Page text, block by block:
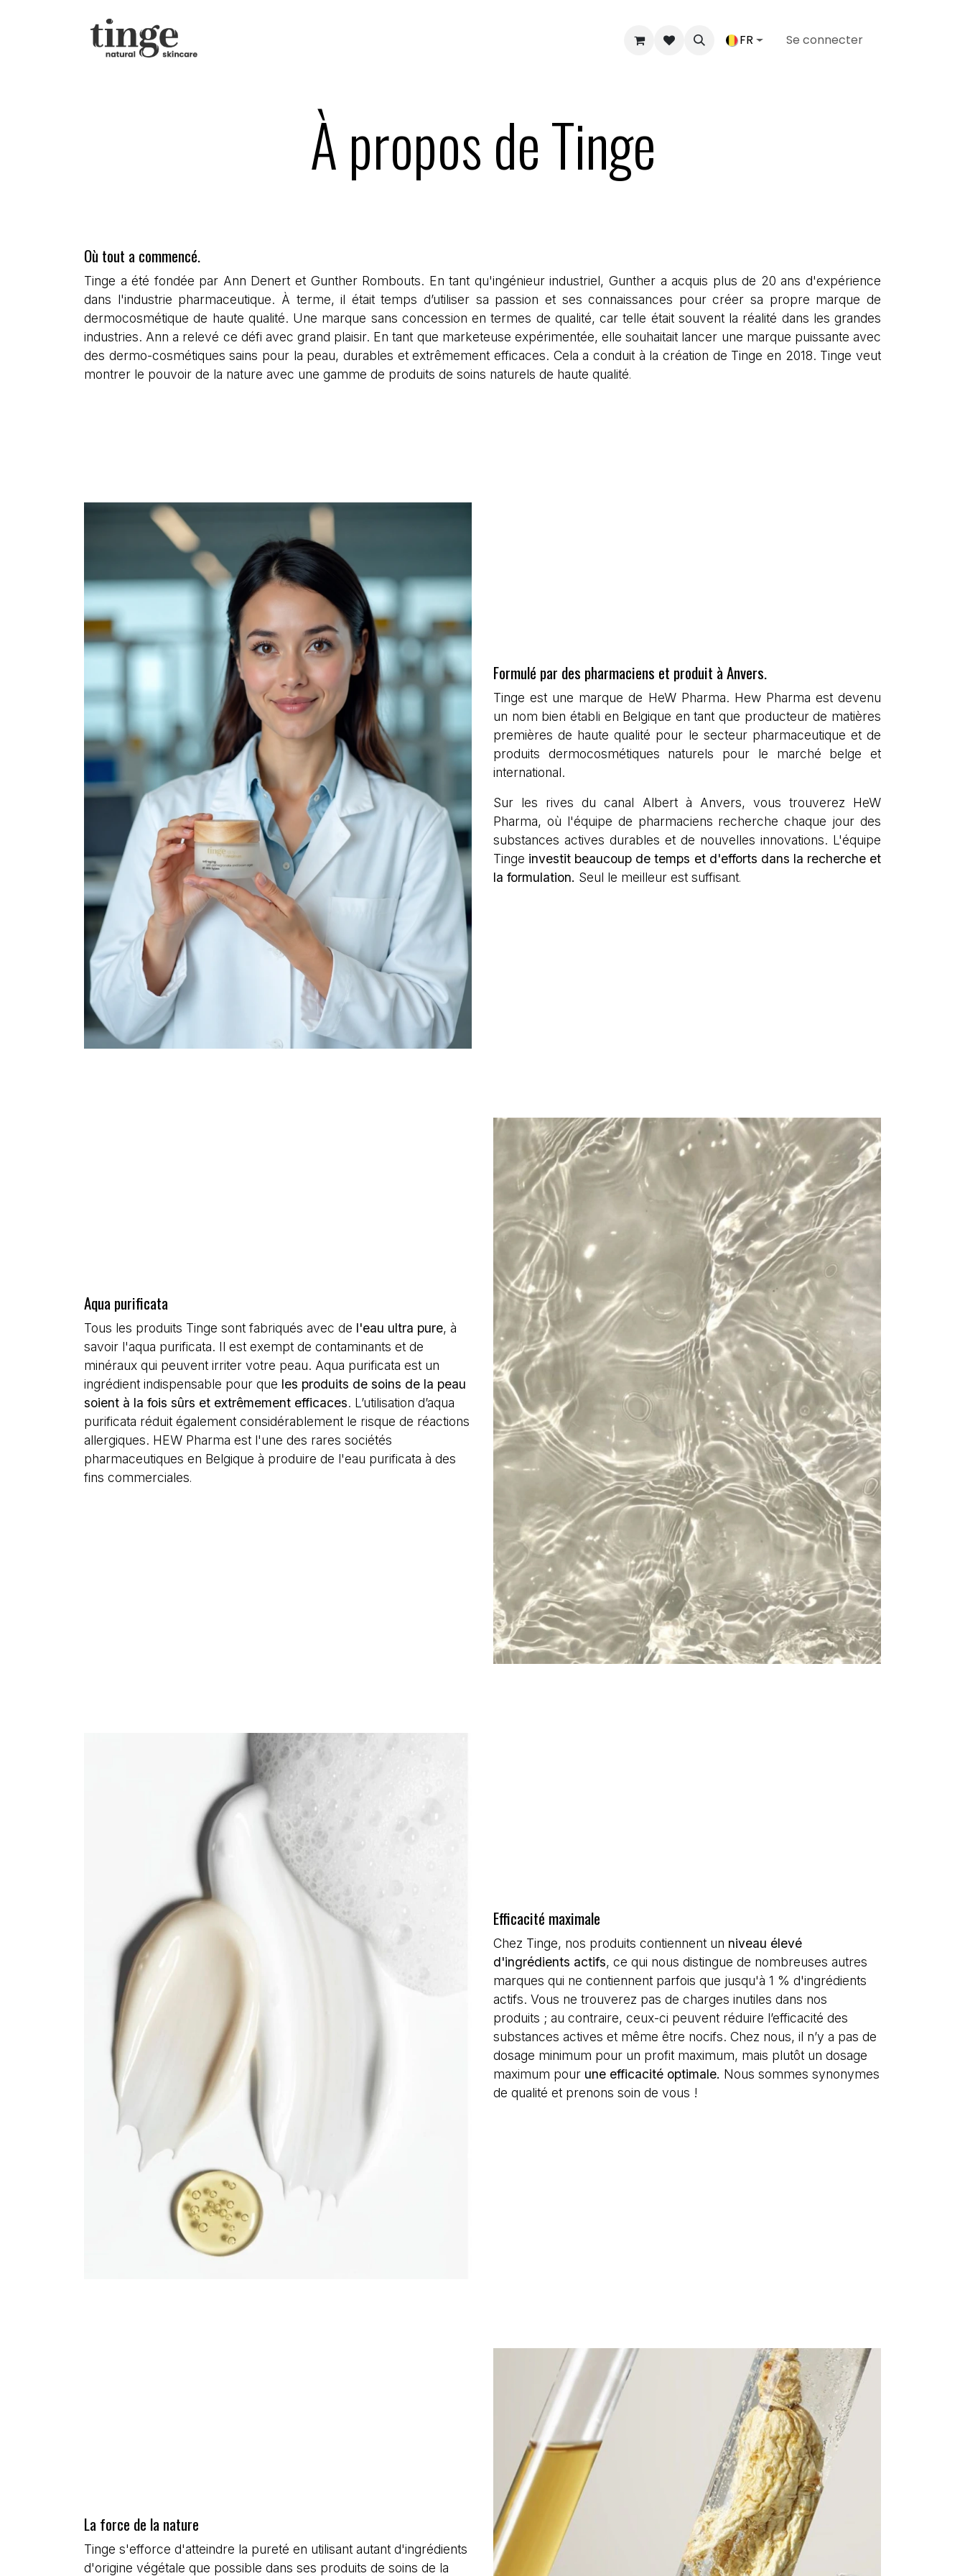
FR Se connecter
À propos de Tinge
Où tout a commencé.
Tinge a été fondée par Ann Denert et Gunther Rombouts. En tant qu'ingénieur industriel, Gunther a acquis plus de 20 ans d'expérience
dans l'industrie pharmaceutique. À terme, il était temps d’utiliser sa passion et ses connaissances pour créer sa propre marque de
dermocosmétique de haute qualité. Une marque sans concession en termes de qualité, car telle était souvent la réalité dans les grandes
industries. Ann a relevé ce défi avec grand plaisir. En tant que marketeuse expérimentée, elle souhaitait lancer une marque puissante avec
des dermo-cosmétiques sains pour la peau, durables et extrêmement efficaces. Cela a conduit à la création de Tinge en 2018. Tinge veut
montrer le pouvoir de la nature avec une gamme de produits de soins naturels de haute qualité.
Formulé par des pharmaciens et produit à Anvers.
Tinge est une marque de HeW Pharma. Hew Pharma est devenu
un nom bien établi en Belgique en tant que producteur de matières
premières de haute qualité pour le secteur pharmaceutique et de
produits dermocosmétiques naturels pour le marché belge et
international.
Sur les rives du canal Albert à Anvers, vous trouverez HeW
Pharma, où l'équipe de pharmaciens recherche chaque jour des
substances actives durables et de nouvelles innovations. L'équipe
Tinge investit beaucoup de temps et d'efforts dans la recherche et
la formulation. Seul le meilleur est suffisant.
Aqua purificata
Tous les produits Tinge sont fabriqués avec de l'eau ultra pure, à
savoir l'aqua purificata. Il est exempt de contaminants et de
minéraux qui peuvent irriter votre peau. Aqua purificata est un
ingrédient indispensable pour que les produits de soins de la peau
soient à la fois sûrs et extrêmement efficaces. L’utilisation d’aqua
purificata réduit également considérablement le risque de réactions
allergiques. HEW Pharma est l'une des rares sociétés
pharmaceutiques en Belgique à produire de l'eau purificata à des
fins commerciales.
Efficacité maximale
Chez Tinge, nos produits contiennent un niveau élevé
d'ingrédients actifs, ce qui nous distingue de nombreuses autres
marques qui ne contiennent parfois que jusqu'à 1 % d'ingrédients
actifs. Vous ne trouverez pas de charges inutiles dans nos
produits ; au contraire, ceux-ci peuvent réduire l’efficacité des
substances actives et même être nocifs. Chez nous, il n’y a pas de
dosage minimum pour un profit maximum, mais plutôt un dosage
maximum pour une efficacité optimale. Nous sommes synonymes
de qualité et prenons soin de vous !
La force de la nature
Tinge s'efforce d'atteindre la pureté en utilisant autant d'ingrédients
d'origine végétale que possible dans ses produits de soins de la